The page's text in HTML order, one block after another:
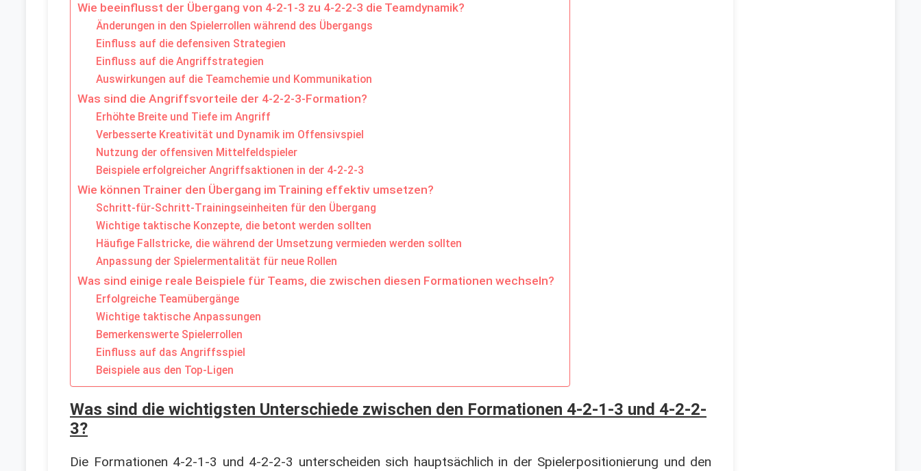
Wie beeinflusst der Übergang von 4-2-1-3 zu 4-2-2-3 die Teamdynamik?
Änderungen in den Spielerrollen während des Übergangs
Einfluss auf die defensiven Strategien
Einfluss auf die Angriffstrategien
Auswirkungen auf die Teamchemie und Kommunikation
Was sind die Angriffsvorteile der 4-2-2-3-Formation?
Erhöhte Breite und Tiefe im Angriff
Verbesserte Kreativität und Dynamik im Offensivspiel
Nutzung der offensiven Mittelfeldspieler
Beispiele erfolgreicher Angriffsaktionen in der 4-2-2-3
Wie können Trainer den Übergang im Training effektiv umsetzen?
Schritt-für-Schritt-Trainingseinheiten für den Übergang
Wichtige taktische Konzepte, die betont werden sollten
Häufige Fallstricke, die während der Umsetzung vermieden werden sollten
Anpassung der Spielermentalität für neue Rollen
Was sind einige reale Beispiele für Teams, die zwischen diesen Formationen wechseln?
Erfolgreiche Teamübergänge
Wichtige taktische Anpassungen
Bemerkenswerte Spielerrollen
Einfluss auf das Angriffsspiel
Beispiele aus den Top-Ligen
Was sind die wichtigsten Unterschiede zwischen den Formationen 4-2-1-3 und 4-2-2-
3?
Die Formationen 4-2-1-3 und 4-2-2-3 unterscheiden sich hauptsächlich in der Spielerpositionierung und den